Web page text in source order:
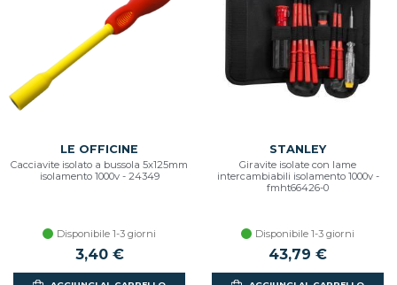
LE OFFICINE
Cacciavite isolato a bussola 5x125mm
isolamento 1000v - 24349
Disponibile 1-3 giorni
3,40 €
STANLEY
Giravite isolate con lame
intercambiabili isolamento 1000v -
fmht66426-0
Disponibile 1-3 giorni
43,79 €